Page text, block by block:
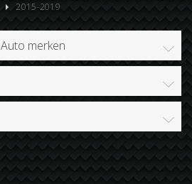
2015-2019
Auto merken